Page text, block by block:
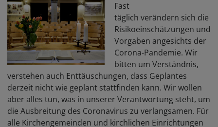
Fast
täglich verändern sich die
Risikoeinschätzungen und
Vorgaben angesichts der
Corona-Pandemie. Wir
bitten um Verständnis,
verstehen auch Enttäuschungen, dass Geplantes
derzeit nicht wie geplant stattfinden kann. Wir wollen
aber alles tun, was in unserer Verantwortung steht, um
die Ausbreitung des Coronavirus zu verlangsamen. Für
alle Kirchengemeinden und kirchlichen Einrichtungen